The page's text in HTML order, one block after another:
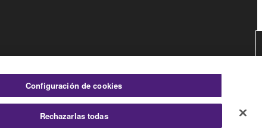
Configuración de cookies
Rechazarlas todas